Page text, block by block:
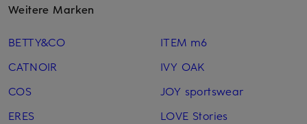
Weitere Marken
BETTY&CO
CATNOIR
COS
ERES
ITEM m6
IVY OAK
JOY sportswear
LOVE Stories